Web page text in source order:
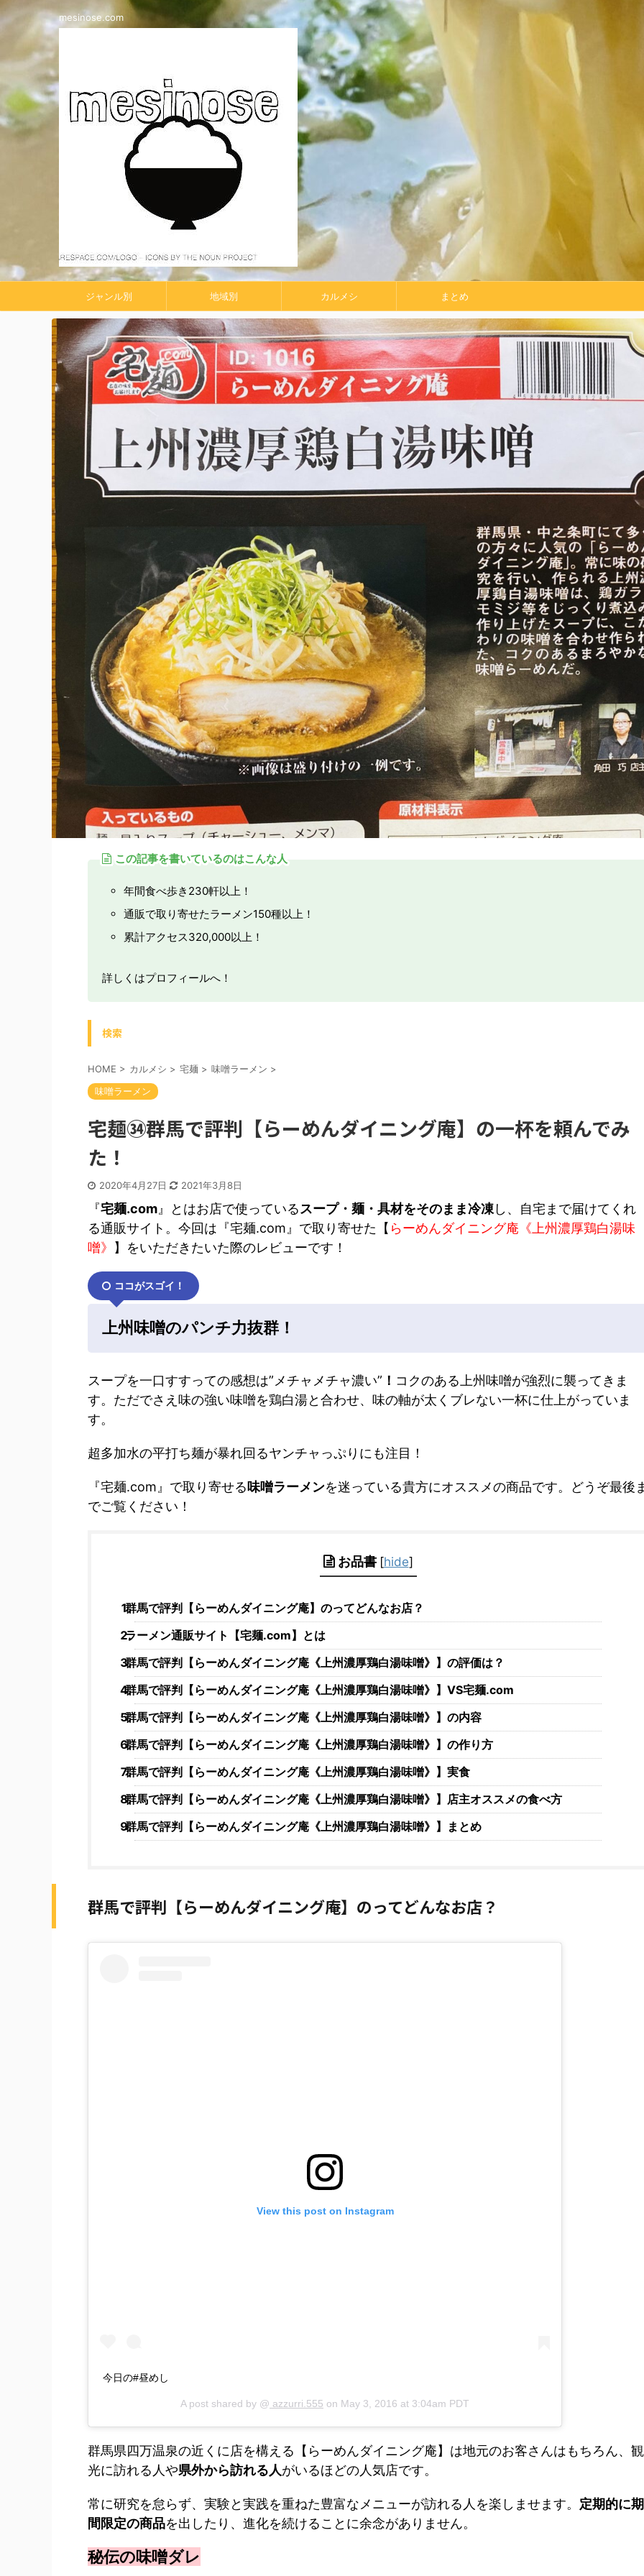
mesinose.com
ジャンル別 地域別 カルメシ まとめ
この記事を書いているのはこんな人
年間食べ歩き230軒以上！
通販で取り寄せたラーメン150種以上！
累計アクセス320,000以上！
詳しくはプロフィールへ！
検索
HOME > カルメシ > 宅麺 > 味噌ラーメン >
味噌ラーメン
宅麺㉞群馬で評判【らーめんダイニング庵】の一杯を頼んでみ
た！
2020年4月27日 2021年3月8日
『宅麺.com 』とはお店で使っているスープ・麺・具材をそのまま冷凍し、自宅まで届けてくれ
る通販サイト。今回は『宅麺.com』で取り寄せた【 らーめんダイニング庵《上州濃厚鶏白湯味
噌》
】をいただきたいた際のレビューです！
ココがスゴイ！
上州味噌のパンチ力抜群！
スープを一口すすっての感想は”メチャメチャ濃い” ！ コクのある上州味噌が強烈に襲ってきま
す。ただでさえ味の強い味噌を鶏白湯と合わせ、味の軸が太くブレない一杯に仕上がっていま
す。
超多加水の平打ち麺が暴れ回るヤンチャっぷりにも注目！
『宅麺.com』で取り寄せる味噌ラーメンを迷っている貴方にオススメの商品です。どうぞ最後
でご覧ください！
お品書 [hide]
群馬で評判【らーめんダイニング庵】のってどんなお店？
ラーメン通販サイト【宅麺.com】とは
群馬で評判【らーめんダイニング庵《上州濃厚鶏白湯味噌》】の評価は？
群馬で評判【らーめんダイニング庵《上州濃厚鶏白湯味噌》】VS宅麺.com
群馬で評判【らーめんダイニング庵《上州濃厚鶏白湯味噌》】の内容
群馬で評判【らーめんダイニング庵《上州濃厚鶏白湯味噌》】の作り方
群馬で評判【らーめんダイニング庵《上州濃厚鶏白湯味噌》】実食
群馬で評判【らーめんダイニング庵《上州濃厚鶏白湯味噌》】店主オススメの食べ方
群馬で評判【らーめんダイニング庵《上州濃厚鶏白湯味噌》】まとめ
群馬で評判【らーめんダイニング庵】のってどんなお店？
View this post on Instagram
今日の#昼めし
A post shared by @ azzurri.555 on May 3, 2016 at 3:04am PDT
群馬県四万温泉の近くに店を構える【らーめんダイニング庵】は地元のお客さんはもちろん、観
光に訪れる人や県外から訪れる人がいるほどの人気店です。
常に研究を怠らず、実験と実践を重ねた豊富なメニューが訪れる人を楽しませます。 定期的に期
間限定の商品を出したり、進化を続けることに余念がありません。
秘伝の味噌ダレ